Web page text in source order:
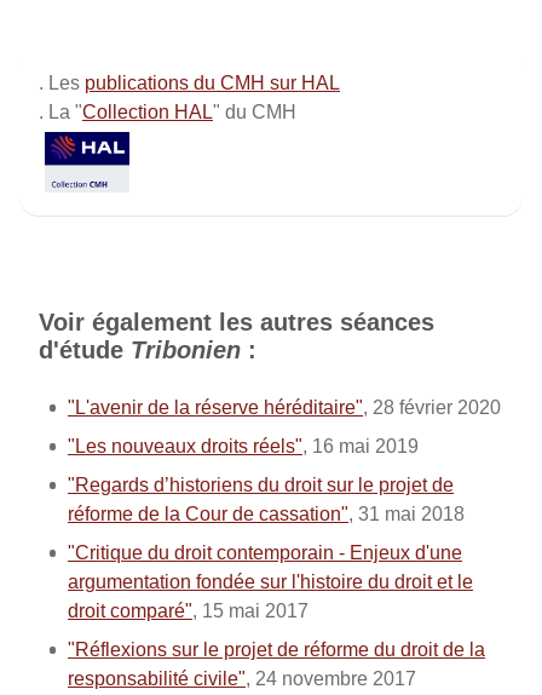
. Les publications du CMH sur HAL
. La "Collection HAL" du CMH
Voir également les autres séances
d'étude Tribonien :
"L'avenir de la réserve héréditaire", 28 février 2020
"Les nouveaux droits réels", 16 mai 2019
"Regards d’historiens du droit sur le projet de
réforme de la Cour de cassation", 31 mai 2018
"Critique du droit contemporain - Enjeux d'une
argumentation fondée sur l'histoire du droit et le
droit comparé", 15 mai 2017
"Réflexions sur le projet de réforme du droit de la
responsabilité civile", 24 novembre 2017